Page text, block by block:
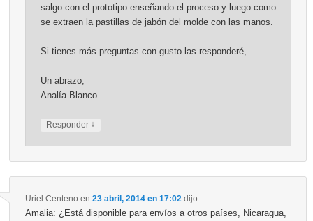
salgo con el prototipo enseñando el proceso y luego como
se extraen la pastillas de jabón del molde con las manos.
Si tienes más preguntas con gusto las responderé,
Un abrazo,
Analía Blanco.
Responder ↓
Uriel Centeno en 23 abril, 2014 en 17:02 dijo:
Amalia: ¿Está disponible para envíos a otros países, Nicaragua,